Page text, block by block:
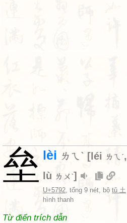
垒 lèi ㄌㄟˋ [ léi ㄌㄟˊ,
lù ㄌㄨˋ]
U+5792, tổng 9 nét, bộ tǔ 土
hình thanh
Từ điển trích dẫn